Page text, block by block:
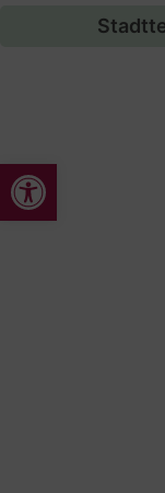
Werkzeugleiste öffnen